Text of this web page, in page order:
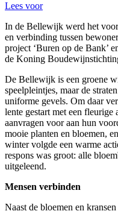
Lees voor
In de Bellewijk werd het
en verbinding tussen
project ‘Buren op de Bank’
de Koning
De Bellewijk is een groene
speelpleintjes, maar de
uniforme gevels. Om daar
lente gestart met een
aanvragen voor aan hun
mooie planten en bloemen,
winter volgde een warme
respons was groot: alle
uitgeleend.
Mensen verbinden
Naast de bloemen en